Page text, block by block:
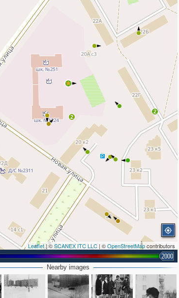
2
2
Leaflet| ©SCANEX ITC LLC | ©OpenStreetMapcontributors
2000
Nearby images